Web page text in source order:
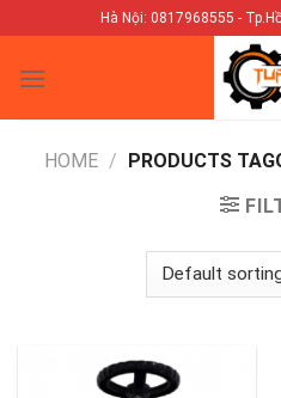
to
content
Hà Nội: 0817968555 -
HOME / PRODUCTS